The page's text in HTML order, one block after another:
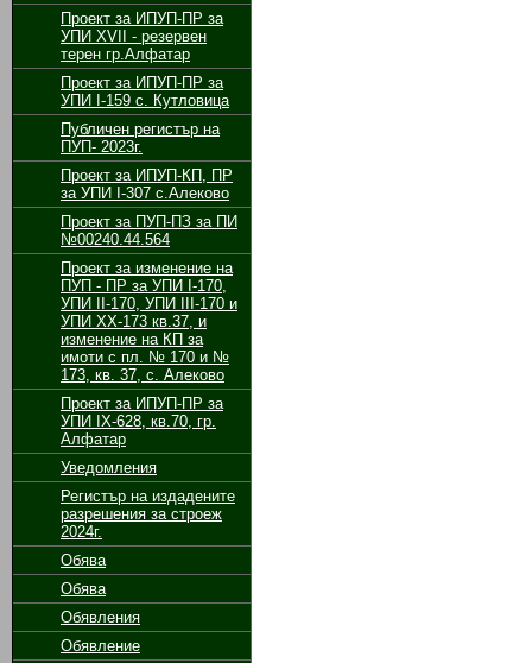
Проект за ИПУП-ПР за
УПИ XVII - резервен
терен гр.Алфатар
Проект за ИПУП-ПР за
УПИ I-159 с. Кутловица
Публичен регистър на
ПУП- 2023г.
Проект за ИПУП-КП, ПР
за УПИ I-307 с.Алеково
Проект за ПУП-ПЗ за ПИ
№00240.44.564
Проект за изменение на
ПУП - ПР за УПИ І-170,
УПИ ІІ-170, УПИ ІІІ-170 и
УПИ ХХ-173 кв.37, и
изменение на КП за
имоти с пл. № 170 и №
173, кв. 37, с. Алеково
Проект за ИПУП-ПР за
УПИ ІХ-628, кв.70, гр.
Алфатар
Уведомления
Регистър на издадените
разрешения за строеж
2024г.
Обява
Обява
Обявления
Обявление